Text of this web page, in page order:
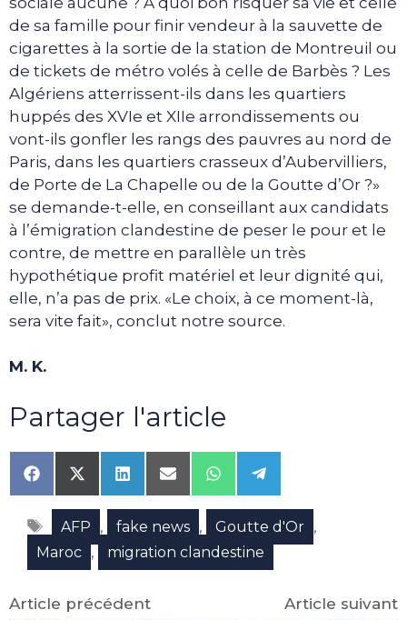
de sa famille pour finir vendeur à la sauvette de
cigarettes à la sortie de la station de Montreuil ou
de tickets de métro volés à celle de Barbès ? Les
Algériens atterrissent-ils dans les quartiers
huppés des XVIe et XIIe arrondissements ou
vont-ils gonfler les rangs des pauvres au nord de
Paris, dans les quartiers crasseux d’Aubervilliers,
de Porte de La Chapelle ou de la Goutte d’Or ?»
se demande-t-elle, en conseillant aux candidats
à l’émigration clandestine de peser le pour et le
contre, de mettre en parallèle un très
hypothétique profit matériel et leur dignité qui,
elle, n’a pas de prix. «Le choix, à ce moment-là,
sera vite fait», conclut notre source.
M. K.
Partager l'article
Share
on
Facebook
Share
on
X
(Twitter)
Share
on
LinkedIn
Share
on
Email
Share
on
WhatsApp
Share
on
Telegram
Étiquettes
AFP , fake news , Goutte d'Or ,
Maroc , migration clandestine
Article précédent Article suivant